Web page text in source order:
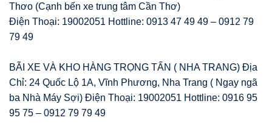
Thơo (Cạnh bến xe trung tâm Cần Thơ)
Điện Thoại: 19002051 Hottline: 0913 47 49 49 – 0912 79
79 49
BÃI XE VÀ KHO HÀNG TRỌNG TẤN ( NHA TRANG) Địa
Chỉ: 24 Quốc Lộ 1A, Vĩnh Phương, Nha Trang ( Ngay ngã
ba Nhà Máy Sợi) Điện Thoại: 19002051 Hottline: 0916 95
95 75 – 0912 79 79 49